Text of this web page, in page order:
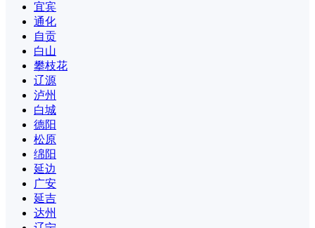
宜宾
通化
自贡
白山
攀枝花
辽源
泸州
白城
德阳
松原
绵阳
延边
广安
延吉
达州